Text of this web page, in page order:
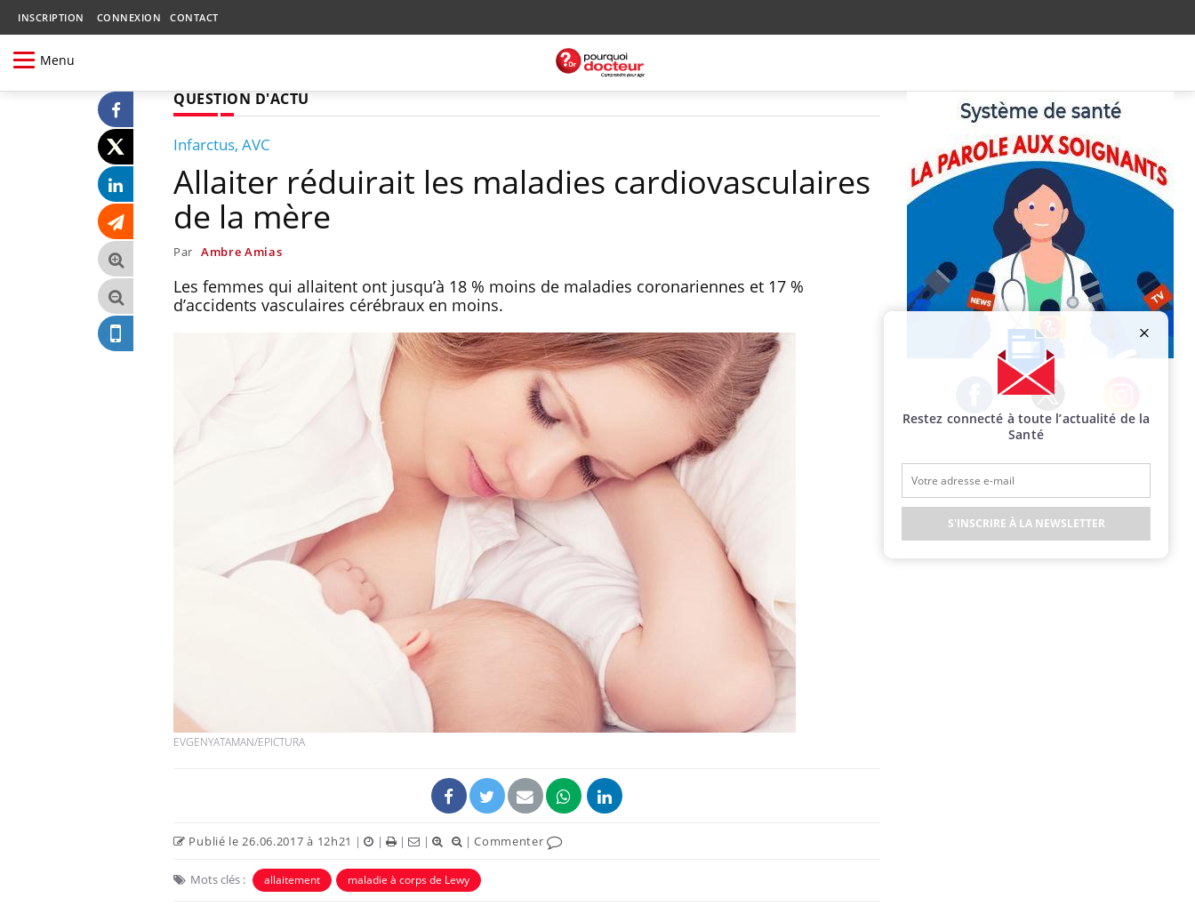
INSCRIPTION CONNEXION CONTACT
Menu
QUESTION D'ACTU
Infarctus, AVC
Allaiter réduirait les maladies cardiovasculaires
de la mère
Par Ambre Amias
Les femmes qui allaitent ont jusqu’à 18 % moins de maladies coronariennes et 17 %
d’accidents vasculaires cérébraux en moins.
EVGENYATAMAN/EPICTURA
Publié le 26.06.2017 à 12h21 | | | | |Commenter
Mots clés : allaitement maladie à corps de Lewy
Facebook Twitter Instagram
Restez connecté à toute l’actualité de la
Santé
S'INSCRIRE À LA NEWSLETTER